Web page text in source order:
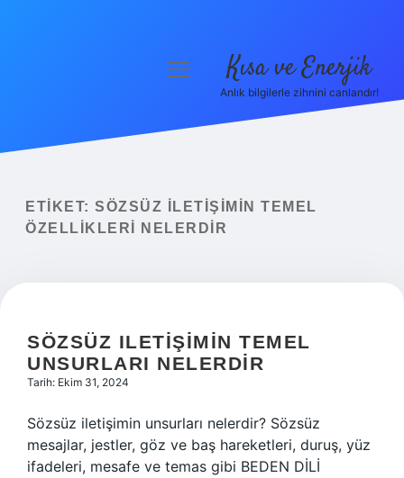
Yasal Uyarı
menüyü
Kısa ve Enerjik
Anlık bilgilerle zihnini canlandır!
ETIKET: SÖZSÜZ ILETIŞIMIN TEMEL
ÖZELLIKLERI NELERDIR
SÖZSÜZ ILETIŞIMIN TEMEL
UNSURLARI NELERDIR
Tarih: Ekim 31, 2024
Sözsüz iletişimin unsurları nelerdir? Sözsüz
mesajlar, jestler, göz ve baş hareketleri, duruş, yüz
ifadeleri, mesafe ve temas gibi BEDEN DİLİ